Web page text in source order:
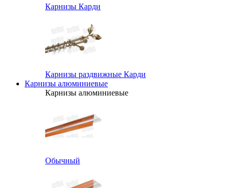
Карнизы Карди
Карнизы раздвижные Карди
Карнизы алюминиевые
Карнизы алюминиевые
Обычный